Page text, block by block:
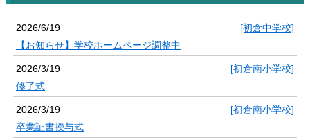
2026/6/19
[初倉中学校]
【お知らせ】学校ホームページ調整中
2026/3/19
[初倉南小学校]
修了式
2026/3/19
[初倉南小学校]
卒業証書授与式